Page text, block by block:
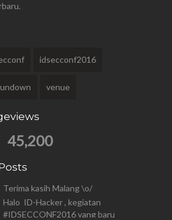
idsecconf2016
venue
45,200
Terima kasih Malang \o/
Halo ID-Hacker , kegiatan
#IDSECCONF2016 yang baru